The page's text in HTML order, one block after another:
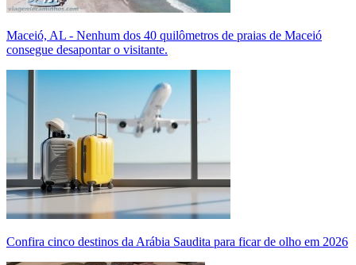
Maceió, AL - Nenhum dos 40 quilômetros de praias de Maceió
consegue desapontar o visitante.
Confira cinco destinos da Arábia Saudita para ficar de olho em 2026